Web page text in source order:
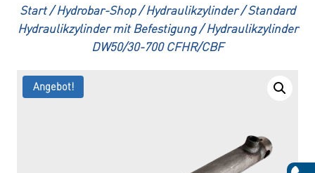
Start / Hydrobar-Shop / Hydraulikzylinder / Standard
Hydraulikzylinder mit Befestigung /Hydraulikzylinder
DW50/30-700 CFHR/CBF
Angebot!